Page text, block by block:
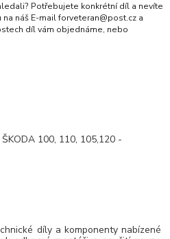
Potřebujete konkrétní díl a nevíte
náš E-mail forveteran@post.cz a
díl vám objednáme, nebo
100, 110, 105,120 -
díly a komponenty nabízené